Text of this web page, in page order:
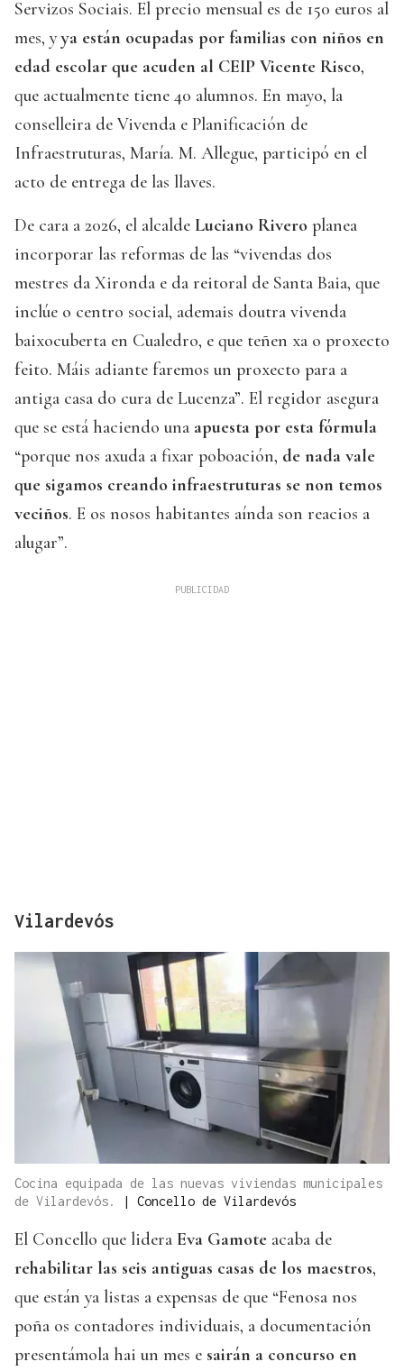
Servizos Sociais. El precio mensual es de 150 euros al
mes, yya están ocupadas por familias con niños en
edad escolar que acuden al CEIP Vicente Risco,
que actualmente tiene 40 alumnos. En mayo, la
conselleira de Vivenda e Planificación de
Infraestruturas, María. M. Allegue, participó en el
acto de entrega de las llaves.
De cara a 2026, el alcalde Luciano Rivero planea
incorporar las reformas de las “vivendas dos
mestres da Xironda e da reitoral de Santa Baia, que
inclúe o centro social, ademais doutra vivenda
baixocuberta en Cualedro, e que teñen xa o proxecto
feito. Máis adiante faremos un proxecto para a
antiga casa do cura de Lucenza”. El regidor asegura
que se está haciendo una apuesta por esta fórmula
“porque nos axuda a fixar poboación, de nada vale
que sigamos creando infraestruturas se non temos
veciños. E os nosos habitantes aínda son reacios a
alugar”.
Vilardevós
Cocina equipada de las nuevas viviendas municipales
de Vilardevós.
| Concello de Vilardevós
El Concello que lidera Eva Gamote acaba de
rehabilitar las seis antiguas casas de los maestros,
que están ya listas a expensas de que “Fenosa nos
poña os contadores individuais, a documentación
presentámola hai un mes e sairán a concurso en